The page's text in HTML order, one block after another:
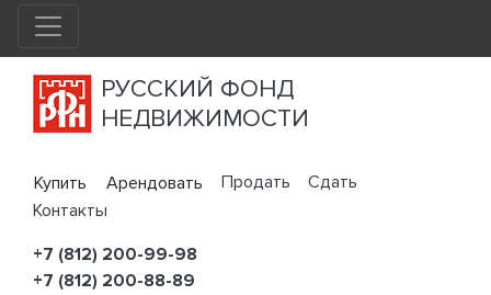
РУССКИЙ ФОНД
НЕДВИЖИМОСТИ
Купить Арендовать Продать
Сдать
Контакты
+7 (812) 200-99-98
+7 (812) 200-88-89